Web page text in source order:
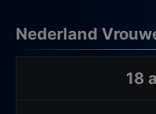
Nederland
18